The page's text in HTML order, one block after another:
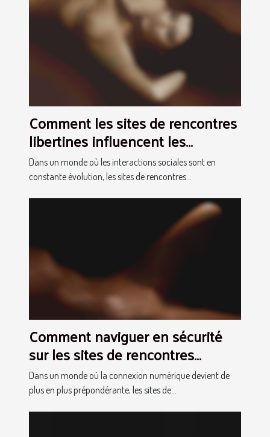
Comment les sites de rencontres
libertines influencent les
relations modernes
Dans un monde où les interactions sociales sont en
constante évolution, les sites de rencontres...
Comment naviguer en sécurité
sur les sites de rencontres
occasionnelles
Dans un monde où la connexion numérique devient de
plus en plus prépondérante, les sites de...